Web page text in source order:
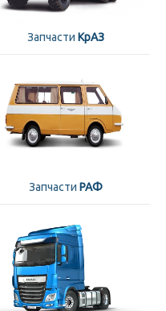
Запчасти КрАЗ
Запчасти РАФ